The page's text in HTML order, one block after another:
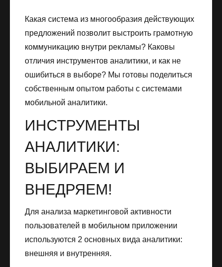
Какая система из многообразия действующих
предложений позволит выстроить грамотную
коммуникацию внутри рекламы? Каковы
отличия инструментов аналитики, и как не
ошибиться в выборе? Мы готовы поделиться
собственным опытом работы с системами
мобильной аналитики.
ИНСТРУМЕНТЫ
АНАЛИТИКИ:
ВЫБИРАЕМ И
ВНЕДРЯЕМ!
Для анализа маркетинговой активности
пользователей в мобильном приложении
используются 2 основных вида аналитики:
внешняя и внутренняя.